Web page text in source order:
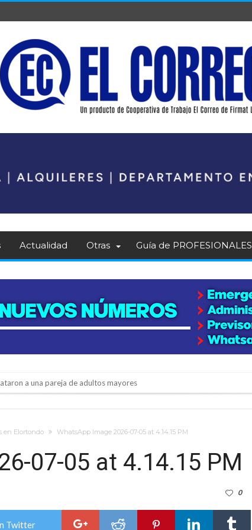
Actualidad Otras Guía de PROFESIONALES
a una pareja de adultos mayores
la Expo Dose
en Elortondo WhatsApp Image 2026-07-05 at 4.14.15 PM
07-05 at 4.14.15 PM
0
Twitter